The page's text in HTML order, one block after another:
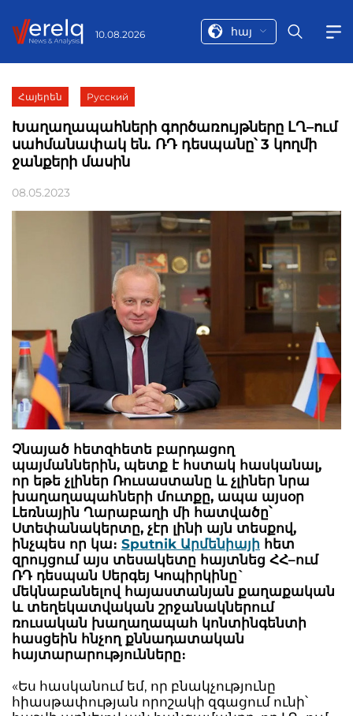
10.08.2026 հայ
Հայերեն Русский
Խաղաղապահների գործառույթները ԼՂ–ում
սահմանափակ են. ՌԴ դեսպանը՝ 3 կողմի
ջանքերի մասին
08.05.2023
Չնայած հետզհետե բարդացող
պայմաններին, պետք է հստակ հասկանալ,
որ եթե չլիներ Ռուսաստանը և չլիներ նրա
խաղաղապահների մուտքը, ապա այսօր
Լեռնային Ղարաբաղի մի հատվածը՝
Ստեփանակերտը, չէր լինի այն տեսքով,
ինչպես որ կա։ Sputnik Արմենիայի հետ
զրույցում այս տեսակետը հայտնեց ՀՀ–ում
ՌԴ դեսպան Սերգեյ Կոպիրկինը`
մեկնաբանելով հայաստանյան քաղաքական
և տեղեկատվական շրջանակներում
ռուսական խաղաղապահ կոնտինգենտի
հասցեին հնչող քննադատական
հայտարարությունները։
«Ես հասկանում եմ, որ բնակչությունը
հիասթափության որոշակի զգացում ունի՝